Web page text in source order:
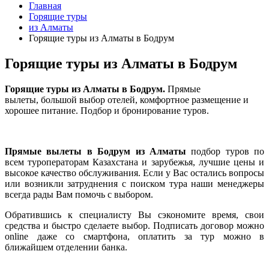
Главная
Горящие туры
из Алматы
Горящие туры из Алматы в Бодрум
Горящие туры из Алматы в Бодрум
Горящие туры из Алматы в Бодрум. Прямые
вылеты, большой выбор отелей, комфортное размещение и
хорошее питание. Подбор и бронирование туров.
Прямые вылеты в Бодрум из Алматы подбор туров по
всем туроператорам Казахстана и зарубежья, лучшие цены и
высокое качество обслуживания. Если у Вас остались вопросы
или возникли затруднения с поиском тура наши менеджеры
всегда рады Вам помочь с выбором.
Обратившись к специалисту Вы сэкономите время, свои
средства и быстро сделаете выбор. Подписать договор можно
online даже со смартфона, оплатить за тур можно в
ближайшем отделении банка.